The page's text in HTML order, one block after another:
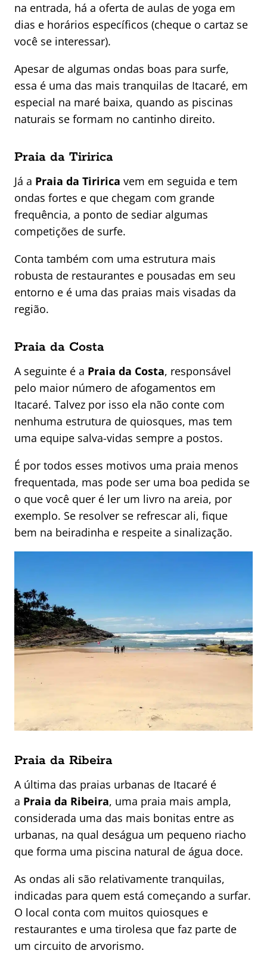
na entrada, há a oferta de aulas de yoga em
dias e horários específicos (cheque o cartaz se
você se interessar).
Apesar de algumas ondas boas para surfe,
essa é uma das mais tranquilas de Itacaré, em
especial na maré baixa, quando as piscinas
naturais se formam no cantinho direito.
Praia da Tiririca
Já a Praia da Tiririca vem em seguida e tem
ondas fortes e que chegam com grande
frequência, a ponto de sediar algumas
competições de surfe.
Conta também com uma estrutura mais
robusta de restaurantes e pousadas em seu
entorno e é uma das praias mais visadas da
região.
Praia da Costa
A seguinte é a Praia da Costa, responsável
pelo maior número de afogamentos em
Itacaré. Talvez por isso ela não conte com
nenhuma estrutura de quiosques, mas tem
uma equipe salva-vidas sempre a postos.
É por todos esses motivos uma praia menos
frequentada, mas pode ser uma boa pedida se
o que você quer é ler um livro na areia, por
exemplo. Se resolver se refrescar ali, fique
bem na beiradinha e respeite a sinalização.
Praia da Ribeira
A última das praias urbanas de Itacaré é
a Praia da Ribeira, uma praia mais ampla,
considerada uma das mais bonitas entre as
urbanas, na qual deságua um pequeno riacho
que forma uma piscina natural de água doce.
As ondas ali são relativamente tranquilas,
indicadas para quem está começando a surfar.
O local conta com muitos quiosques e
restaurantes e uma tirolesa que faz parte de
um circuito de arvorismo.